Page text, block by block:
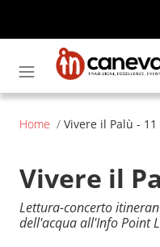
InCaneva
Contenuti
Home / Vivere il Palù - 11
Vivere il
Evento
Lettura-concerto
dell'acqua all'Info Point